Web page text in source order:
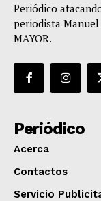
Periódico
periodista Manuel
MAYOR.
Periódico
Acerca
Contactos
Servicio